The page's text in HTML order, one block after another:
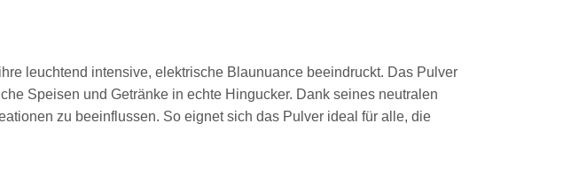
leuchtend intensive, elektrische Blaunuance beeindruckt. Das Pulver
Speisen und Getränke in echte Hingucker. Dank seines neutralen
zu beeinflussen. So eignet sich das Pulver ideal für alle, die